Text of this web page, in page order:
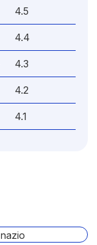
4.5
4.4
4.3
4.2
4.1